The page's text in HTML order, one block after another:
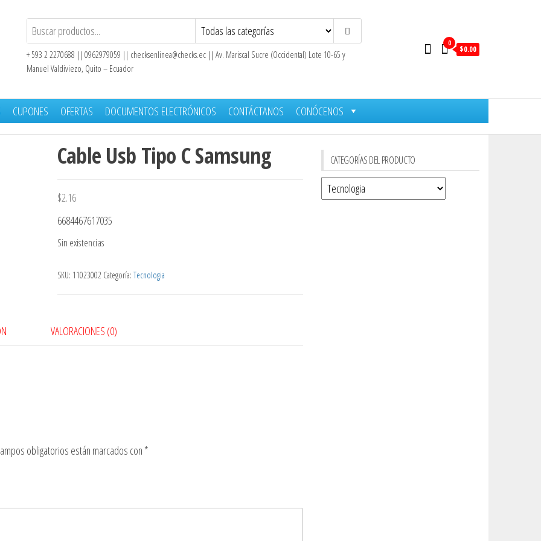
+ 593 2 2270688 || 0962979059 || checksenlinea@checks.ec || Av. Mariscal Sucre (Occidental) Lote 10-65 y
Manuel Valdiviezo, Quito – Ecuador
0
$0.00
CUPONES OFERTAS DOCUMENTOS ELECTRÓNICOS CONTÁCTANOS CONÓCENOS
Cable Usb Tipo C Samsung
$2.16
6684467617035
Sin existencias
SKU: 11023002 Categoría: Tecnologia
VALORACIONES (0)
obligatorios están marcados con *
CATEGORÍAS DEL PRODUCTO